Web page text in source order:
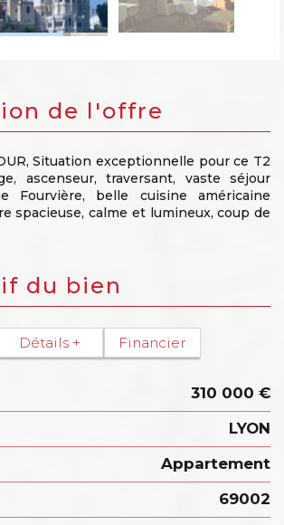
de l'offre
Situation exceptionnelle pour ce T2
ascenseur, traversant, vaste séjour
Fourvière, belle cuisine américaine
spacieuse, calme et lumineux, coup de
du bien
Détails + Financier
310 000 €
LYON
Appartement
69002